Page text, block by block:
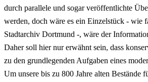
durch parallele und sogar veröffentlichte
werden, doch wäre es ein Einzelstück - wie
Stadtarchiv Dortmund -, wäre der
Daher soll hier nur erwähnt sein, dass
zu den grundlegenden Aufgaben eines
Um unsere bis zu 800 Jahre alten Bestände